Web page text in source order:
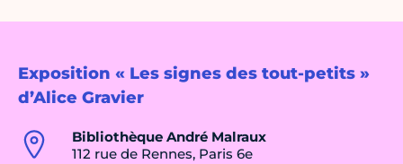
Exposition « Les signes des tout-petits »
d’Alice Gravier
Bibliothèque André Malraux
112 rue de Rennes, Paris 6e